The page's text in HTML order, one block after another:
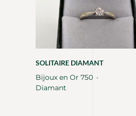
SOLITAIRE DIAMANT
Bijoux en Or 750 ・
Diamant